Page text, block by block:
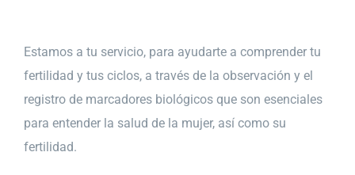
Estamos a tu servicio, para ayudarte a comprender tu
fertilidad y tus ciclos, a través de la observación y el
registro de marcadores biológicos que son esenciales
para entender la salud de la mujer, así como su
fertilidad.